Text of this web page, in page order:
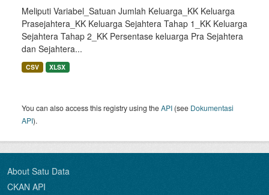
Meliputi Variabel_Satuan Jumlah Keluarga_KK Keluarga
Prasejahtera_KK Keluarga Sejahtera Tahap 1_KK Keluarga
Sejahtera Tahap 2_KK Persentase keluarga Pra Sejahtera
dan Sejahtera...
CSV XLSX
You can also access this registry using theAPI (see Dokumentasi
API).
About Satu Data
CKAN API